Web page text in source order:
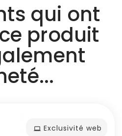
qui ont
produit
Exclusivité web